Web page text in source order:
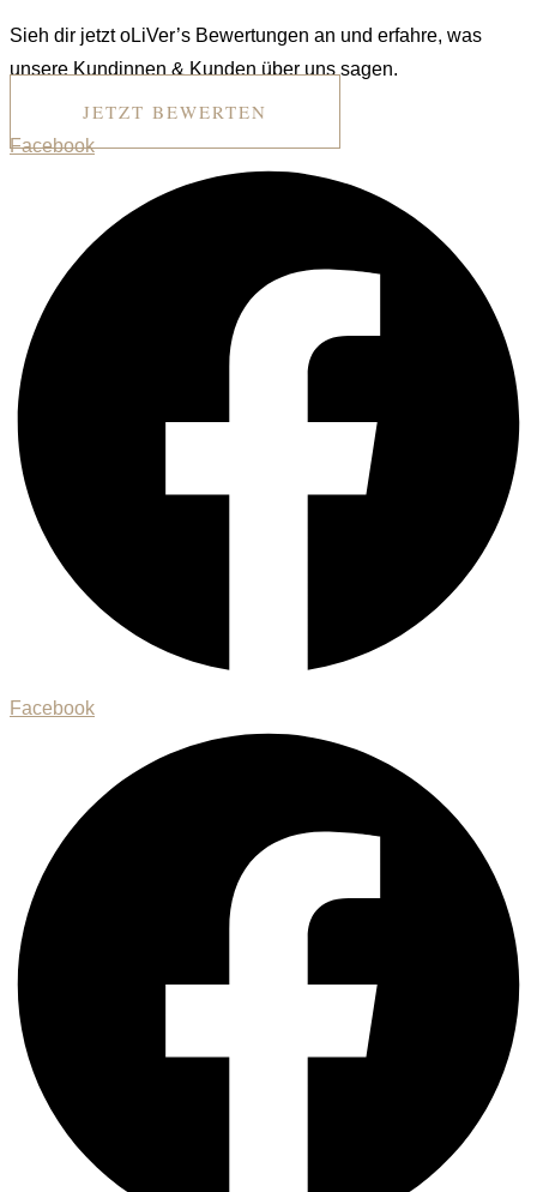
Sieh dir jetzt oLiVer’s Bewertungen an und erfahre, was
unsere Kundinnen & Kunden über uns sagen.
JETZT BEWERTEN
Facebook
Facebook